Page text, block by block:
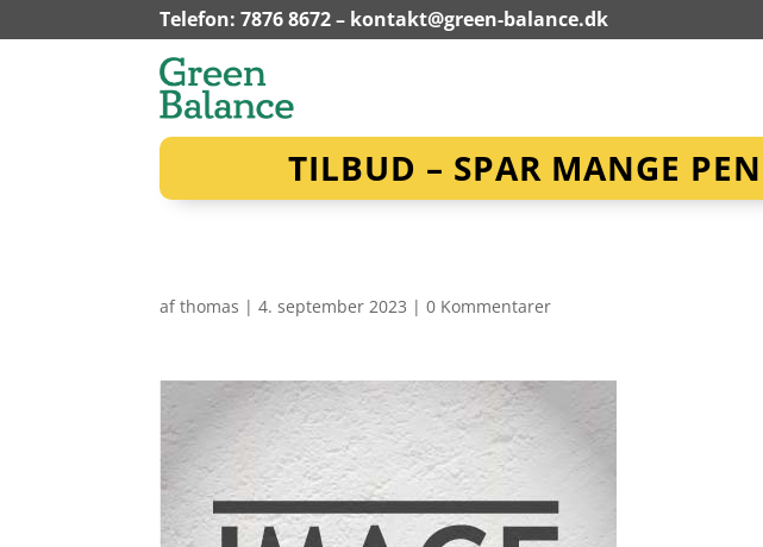
Telefon: 7876 8672 – kontakt@green-balance.dk
TILBUD – SPAR MANGE
afthomas |4. september 2023 |0 Kommentarer